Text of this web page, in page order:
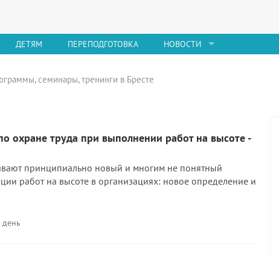
ДЕТЯМ ПЕРЕПОДГОТОВКА НОВОСТИ
семинары, тренинги в Бресте
охране труда при выполнении работ на высоте -
принципиально новый и многим не понятный
работ на высоте в организациях: новое определение и
день